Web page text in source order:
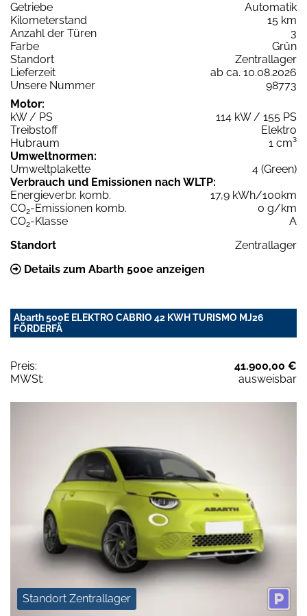
Getriebe
Automatik
Kilometerstand
15 km
Anzahl der Türen
3
Farbe
Grün
Standort
Zentrallager
Lieferzeit
ab ca. 10.08.2026
Unsere Nummer
98773
Motor:
kW / PS
114 kW / 155 PS
Treibstoff
Elektro
Hubraum
1 cm³
Umweltnormen:
Umweltplakette
4 (Green)
Verbrauch und Emissionen nach WLTP:
Energieverbr. komb.
17,9 kWh/100km
CO2-Emissionen komb.
0 g/km
CO2-Klasse
A
Standort
Zentrallager
Details zum Abarth 500e anzeigen
Abarth 500E ELEKTRO CABRIO 42 KWH TURISMO MJ26
FÖRDERFÄ
Preis:
41.900,00 €
MWSt:
ausweisbar
Standort Zentrallager